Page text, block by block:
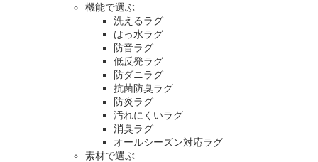
機能で選ぶ
洗えるラグ
はっ水ラグ
防音ラグ
低反発ラグ
防ダニラグ
抗菌防臭ラグ
防炎ラグ
汚れにくいラグ
消臭ラグ
オールシーズン対応ラグ
素材で選ぶ